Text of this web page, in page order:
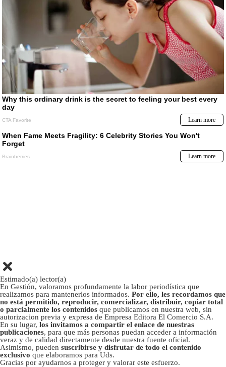
Estimado(a) lector(a)
En Gestión, valoramos profundamente la labor periodística que
realizamos para mantenerlos informados. Por ello, les recordamos que
no está permitido, reproducir, comercializar, distribuir, copiar total
o parcialmente los contenidos que publicamos en nuestra web, sin
autorizacion previa y expresa de Empresa Editora El Comercio S.A.
En su lugar, los invitamos a compartir el enlace de nuestras
publicaciones, para que más personas puedan acceder a información
veraz y de calidad directamente desde nuestra fuente oficial.
Asimismo, pueden suscribirse y disfrutar de todo el contenido
exclusivo que elaboramos para Uds.
Gracias por ayudarnos a proteger y valorar este esfuerzo.